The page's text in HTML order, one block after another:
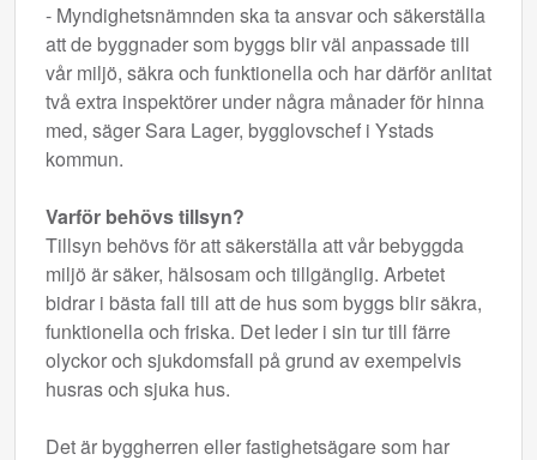
- Myndighetsnämnden ska ta ansvar och säkerställa
att de byggnader som byggs blir väl anpassade till
vår miljö, säkra och funktionella och har därför anlitat
två extra inspektörer under några månader för hinna
med, säger Sara Lager, bygglovschef i Ystads
kommun.
Varför behövs tillsyn?
Tillsyn behövs för att säkerställa att vår bebyggda
miljö är säker, hälsosam och tillgänglig. Arbetet
bidrar i bästa fall till att de hus som byggs blir säkra,
funktionella och friska. Det leder i sin tur till färre
olyckor och sjukdomsfall på grund av exempelvis
husras och sjuka hus.
Det är byggherren eller fastighetsägare som har